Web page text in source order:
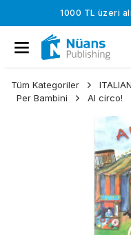
1000 TL üzeri
Tüm Kategoriler
Per Bambini
Al circo!